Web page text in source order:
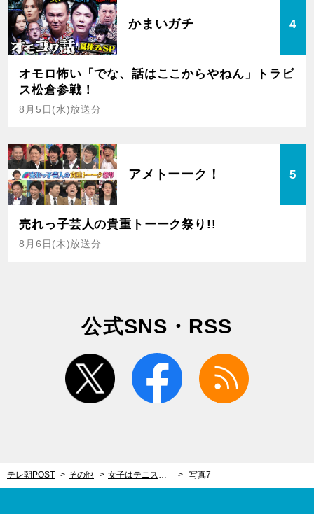
かまいガチ 4
オモロ怖い「でな、話はここからやねん」トラビ
ス松倉参戦！
8月5日(水)放送分
アメトーーク！ 5
売れっ子芸人の貴重トーーク祭り!!
8月6日(木)放送分
公式SNS・RSS
twitter facebook
テレ朝POST その他 女子はテニスボールが必需品⁈「パンツきつい問題」を解決する簡単エクササイズとは？ 写真7